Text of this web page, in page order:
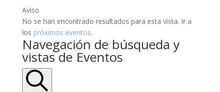
Aviso
No se han encontrado resultados para esta vista. Ir a
los próximos eventos.
Navegación de búsqueda y
vistas de Eventos